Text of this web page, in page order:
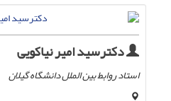
دکترسید امیر نیاکویی
استاد روابط بین الملل دانشگاه گیلان